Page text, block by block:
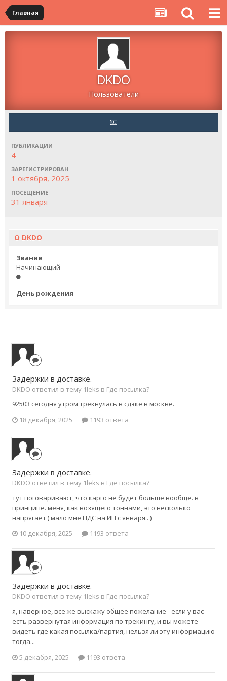
Главная
DKDO
Пользователи
ПУБЛИКАЦИИ
4
ЗАРЕГИСТРИРОВАН
1 октября, 2025
ПОСЕЩЕНИЕ
31 января
О DKDO
Звание
Начинающий
День рождения
Задержки в доставке.
DKDO ответил в тему 1leks в Где посылка?
92503 сегодня утром трекнулась в сдэке в москве.
18 декабря, 2025
1193 ответа
Задержки в доставке.
DKDO ответил в тему 1leks в Где посылка?
тут поговаривают, что карго не будет больше вообще. в
принципе. меня, как возящего тоннами, это несколько
напрягает ) мало мне НДС на ИП с января.. )
10 декабря, 2025
1193 ответа
Задержки в доставке.
DKDO ответил в тему 1leks в Где посылка?
я, наверное, все же выскажу общее пожелание - если у вас
есть развернутая информация по трекингу, и вы можете
видеть где какая посылка/партия, нельзя ли эту информацию
тогда...
5 декабря, 2025
1193 ответа